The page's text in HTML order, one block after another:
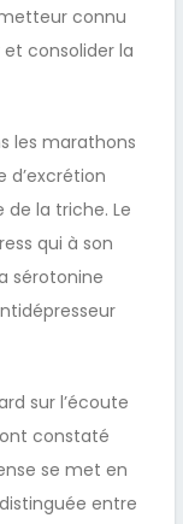
connu
consolider la
les marathons
d’excrétion
la triche. Le
qui à son
sérotonine
sur l’écoute
constaté
se met en
entre